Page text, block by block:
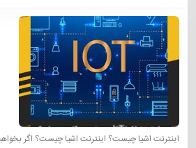
اینترنت اشیا چیست؟ اینترنت اشیا چیست؟ اگر